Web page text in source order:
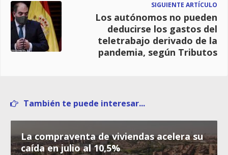
SIGUIENTE ARTÍCULO
Los autónomos no pueden
deducirse los gastos del
teletrabajo derivado de la
pandemia, según Tributos
También te puede interesar...
La compraventa de viviendas acelera su
caída en julio al 10,5%